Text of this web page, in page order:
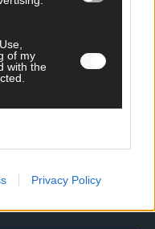
of my
with the
Privacy Policy